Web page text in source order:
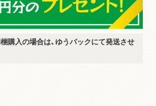
購入の場合は、ゆうパックにて発送させ